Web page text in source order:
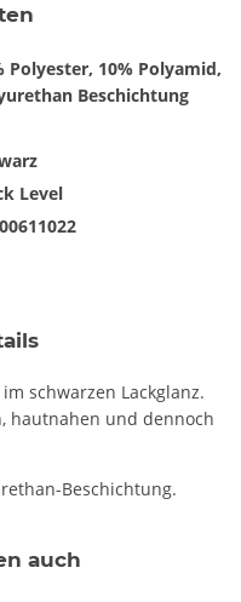
Polyester, 10% Polyamid,
Beschichtung
Level
schwarzen Lackglanz.
hautnahen und dennoch
Beschichtung.
auch